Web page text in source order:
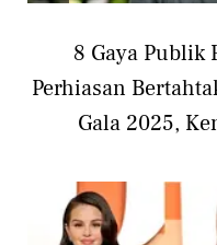
8 Gaya Publik
Perhiasan
Gala 2025,